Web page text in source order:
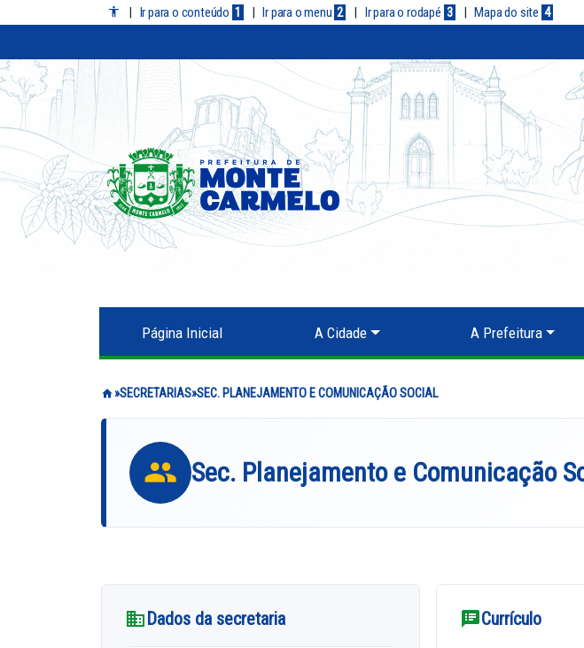
| Ir para o conteúdo 1 | Ir para o menu 2 | Ir para o rodapé 3 | Mapa do site 4
Página Inicial A Cidade A Prefeitura
SECRETARIAS SEC. PLANEJAMENTO E COMUNICAÇÃO SOCIAL
Sec. Planejamento e Comunicação
Dados da secretaria Currículo